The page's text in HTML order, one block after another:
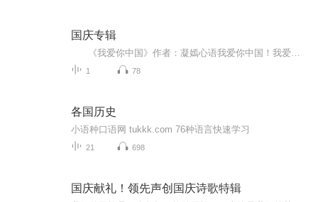
国庆专辑
1 78
各国历史
小语种口语网 tukkk.com 76种语言快速学习
21 698
国庆献礼！领先声创国庆诗歌特辑